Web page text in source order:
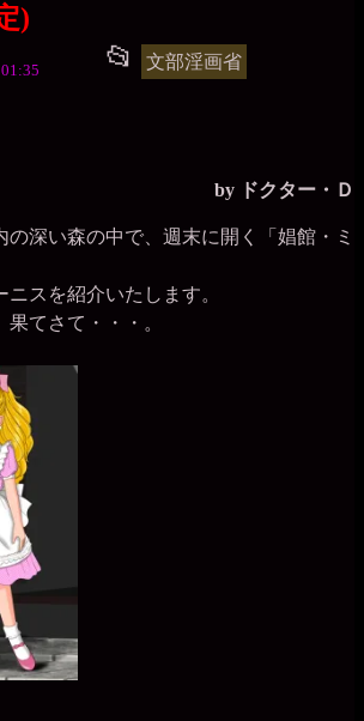
)
📂 投
ー
文部淫画省
by ドクター・Ｄ
深い森の中で、週末に開く「娼館・ミ
スを紹介いたします。
てさて・・・。